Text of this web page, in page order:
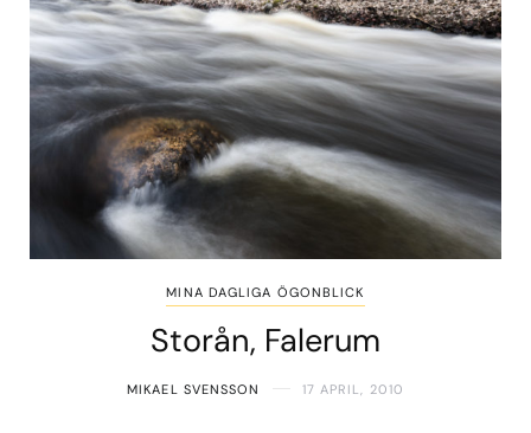
MINA DAGLIGA ÖGONBLICK
Storån, Falerum
MIKAEL SVENSSON 17 APRIL, 2010